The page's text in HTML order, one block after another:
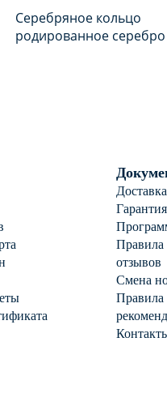
Серебряное кольцо
родированное
отзывов
Смена
Правила